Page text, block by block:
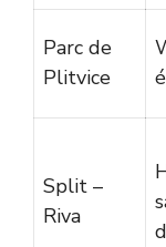
Parc de
Plitvice
Split –
Riva